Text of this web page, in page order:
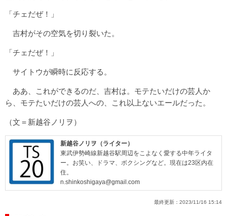
「チェだぜ！」
吉村がその空気を切り裂いた。
「チェだぜ！」
サイトウが瞬時に反応する。
ああ、これができるのだ、吉村は。モテたいだけの芸人か
ら、モテたいだけの芸人への、これ以上ないエールだった。
（文＝新越谷ノリヲ）
新越谷ノリヲ（ライター）
東武伊勢崎線新越谷駅周辺をこよなく愛する中年ライタ
ー。お笑い、ドラマ、ボクシングなど。現在は23区内在
住。
n.shinkoshigaya@gmail.com
最終更新： 2023/11/16 15:14